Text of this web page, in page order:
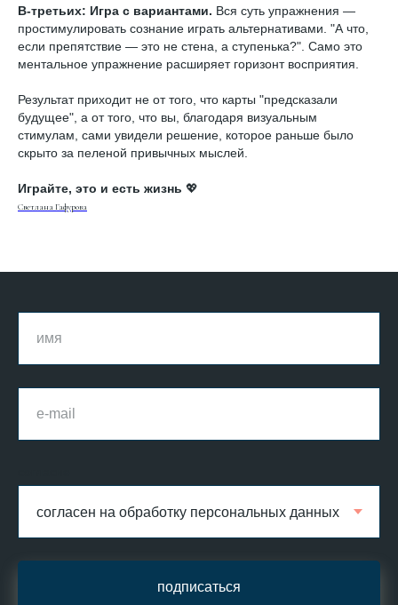
В-третьих: Игра с вариантами. Вся суть упражнения —
простимулировать сознание играть альтернативами. "А что,
если препятствие — это не стена, а ступенька?". Само это
ментальное упражнение расширяет горизонт восприятия.
Результат приходит не от того, что карты "предсказали
будущее", а от того, что вы, благодаря визуальным
стимулам, сами увидели решение, которое раньше было
скрыто за пеленой привычных мыслей.
Играйте, это и есть жизнь 💖
Светлана Гафурова
подписаться